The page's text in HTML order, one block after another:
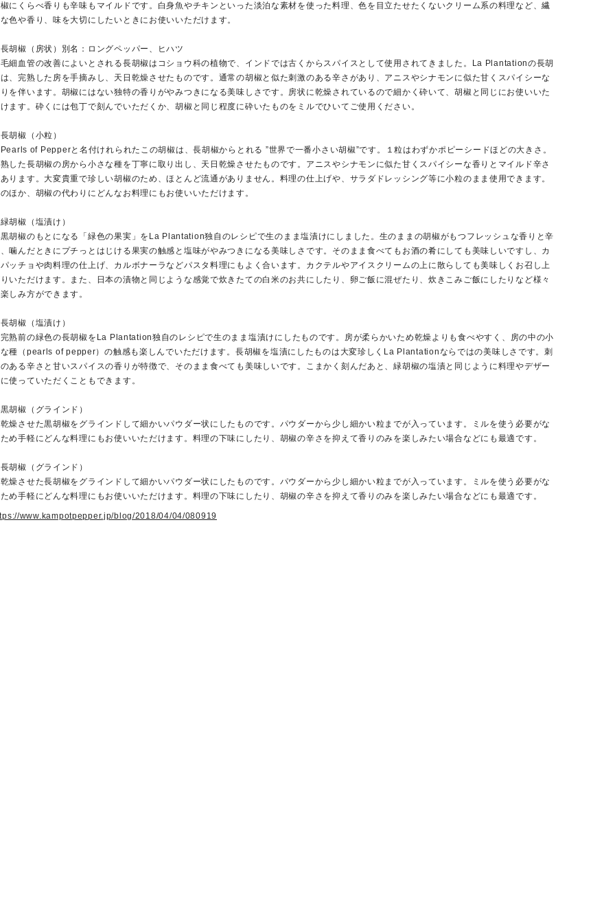
にくらべ香りも辛味もマイルドです。白身魚やチキンといった淡泊な素材を使った料理、色を目立たせたくないクリーム系の料理など、繊
色や香り、味を大切にしたいときにお使いいただけます。
胡椒（房状）別名：ロングペッパー、ヒハツ
血管の改善によいとされる長胡椒はコショウ科の植物で、インドでは古くからスパイスとして使用されてきました。La Plantationの長胡
、完熟した房を手摘みし、天日乾燥させたものです。通常の胡椒と似た刺激のある辛さがあり、アニスやシナモンに似た甘くスパイシーな
を伴います。胡椒にはない独特の香りがやみつきになる美味しさです。房状に乾燥されているので細かく砕いて、胡椒と同じにお使いいた
ます。砕くには包丁で刻んでいただくか、胡椒と同じ程度に砕いたものをミルでひいてご使用ください。
胡椒（小粒）
of Pepperと名付けれられたこの胡椒は、長胡椒からとれる ”世界で一番小さい胡椒”です。１粒はわずかポピーシードほどの大きさ。
した長胡椒の房から小さな種を丁寧に取り出し、天日乾燥させたものです。アニスやシナモンに似た甘くスパイシーな香りとマイルド辛さ
ります。大変貴重で珍しい胡椒のため、ほとんど流通がありません。料理の仕上げや、サラダドレッシング等に小粒のまま使用できます。
ほか、胡椒の代わりにどんなお料理にもお使いいただけます。
胡椒（塩漬け）
椒のもとになる「緑色の果実」をLa Plantation独自のレシピで生のまま塩漬けにしました。生のままの胡椒がもつフレッシュな香りと辛
噛んだときにプチっとはじける果実の触感と塩味がやみつきになる美味しさです。そのまま食べてもお酒の肴にしても美味しいですし、カ
ッチョや肉料理の仕上げ、カルボナーラなどパスタ料理にもよく合います。カクテルやアイスクリームの上に散らしても美味しくお召し上
いただけます。また、日本の漬物と同じような感覚で炊きたての白米のお共にしたり、卵ご飯に混ぜたり、炊きこみご飯にしたりなど様々
しみ方ができます。
胡椒（塩漬け）
前の緑色の長胡椒をLa Plantation独自のレシピで生のまま塩漬けにしたものです。房が柔らかいため乾燥よりも食べやすく、房の中の小
種（pearls of pepper）の触感も楽しんでいただけます。長胡椒を塩漬にしたものは大変珍しくLa Plantationならではの美味しさです。刺
ある辛さと甘いスパイスの香りが特徴で、そのまま食べても美味しいです。こまかく刻んだあと、緑胡椒の塩漬と同じように料理やデザー
使っていただくこともできます。
胡椒（グラインド）
させた黒胡椒をグラインドして細かいパウダー状にしたものです。パウダーから少し細かい粒までが入っています。ミルを使う必要がな
め手軽にどんな料理にもお使いいただけます。料理の下味にしたり、胡椒の辛さを抑えて香りのみを楽しみたい場合などにも最適です。
胡椒（グラインド）
させた長胡椒をグラインドして細かいパウダー状にしたものです。パウダーから少し細かい粒までが入っています。ミルを使う必要がな
め手軽にどんな料理にもお使いいただけます。料理の下味にしたり、胡椒の辛さを抑えて香りのみを楽しみたい場合などにも最適です。
www.kampotpepper.jp/blog/2018/04/04/080919